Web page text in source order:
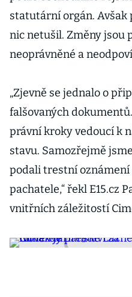
statutární orgán. Avšak
nic netušil. Změny jsou
neoprávněné a
„Zjevně se jednalo o
falšovaných
právní kroky vedoucí k
stavu. Samozřejmě
podali trestní oznámení
pachatele,“ řekl E15.cz
vnitřních záležitostí